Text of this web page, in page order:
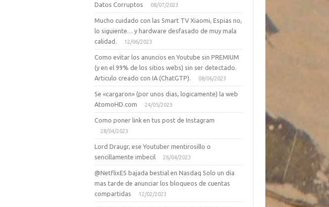
Datos Corruptos
08/07/2023
Mucho cuidado con las Smart TV Xiaomi, Espias no,
lo siguiente… y hardware desfasado de muy mala
calidad.
12/06/2023
Como evitar los anuncios en Youtube sin PREMIUM
(y en el 99% de los sitios webs) sin ser detectado.
Articulo creado con IA (ChatGTP).
08/06/2023
Se «cargaron» (por unos dias, logicamente) la web
AtomoHD.com
24/05/2023
Como poner link en tus post de Instagram
28/04/2023
Lord Draugr, ese Youtuber mentirosillo o
sencillamente imbecil
26/04/2023
@NetflixES bajada bestial en Nasdaq Solo un dia
mas tarde de anunciar los bloqueos de cuentas
compartidas
12/02/2023